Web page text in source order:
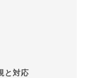
と対応